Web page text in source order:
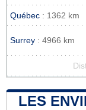
Québec : 1362 km
Surrey : 4966 km
LES